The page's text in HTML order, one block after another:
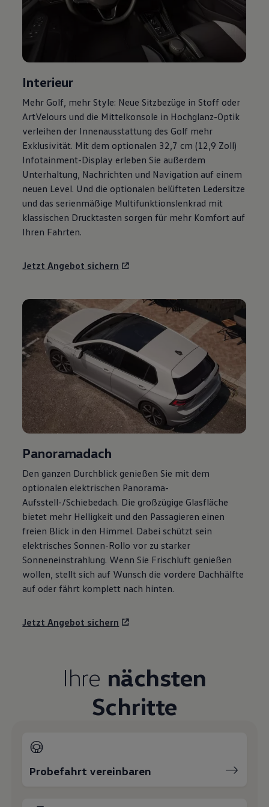
Motorenöl und Flüssigkeiten
Räder und Reifen
Pannen- und Unfallhilfe
Volkswagen Teile
Zubehör
Schutz und Pflege
Entertainment und Elektronik
Individualisieren
Wallbox und Ladekabel
Dienste für Ihr Modell finden
Volkswagen Apps, Login und Shop
Handy und Fahrzeug verbinden
Updates für Software, Karten und Radio
Über Ihr Auto
Vorgängermodelle
Kundeninformationen
Volkswagen Kundenbetreuung
Warn- und Kontrollleuchten
Live Beratung
Transport
Familie
Elektromobilität
Volkswagen R
Pannen- und Unfallhilfe
Volkswagen Kundenbetreuung
Interieur
Mehr Golf , mehr Style: Neue Sitzbezüge in Stoff oder
ArtVelours und die Mittelkonsole in Hochglanz-Optik
verleihen der Innenausstattung des Golf mehr
Exklusivität. Mit dem optionalen 32,7 cm (12,9 Zoll)
Infotainment-Display erleben Sie außerdem
Unterhaltung, Nachrichten und Navigation auf einem
neuen Level. Und die optionalen belüfteten Ledersitze
und das serienmäßige Multifunktionslenkrad mit
klassischen Drucktasten sorgen für mehr Komfort auf
Ihren Fahrten.
Jetzt Angebot sichern
Panoramadach
Den ganzen Durchblick genießen Sie mit dem
optionalen elektrischen Panorama-
Aufsstell-/Schiebedach. Die großzügige Glasfläche
bietet mehr Helligkeit und den Passagieren einen
freien Blick in den Himmel. Dabei schützt sein
elektrisches Sonnen-Rollo vor zu starker
Sonneneinstrahlung. Wenn Sie Frischluft genießen
wollen, stellt sich auf Wunsch die vordere Dachhälfte
auf oder fährt komplett nach hinten.
Jetzt Angebot sichern
Ihre nächsten
Schritte
Probefahrt vereinbaren